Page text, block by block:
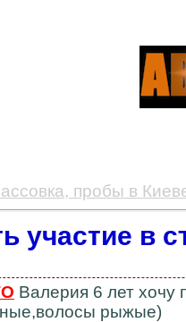
пробы в
участие в
Валерия 6 лет хочу
рыжые)